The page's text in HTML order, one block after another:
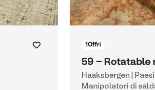
1 Offri
59 - Rotatable
Haaksbergen |
Manipolatori di